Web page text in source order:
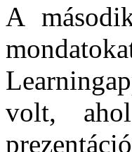
A
volt,